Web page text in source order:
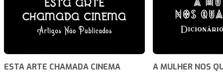
ESTA ARTE CHAMADA CINEMA A MULHER NOS